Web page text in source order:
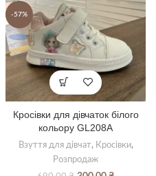
690,00 ₴.380,00 ₴.
-57%
Кросівки для дівчаток білого
кольору GL208А
Взуття для дівчат, Кросівки,
Розпродаж